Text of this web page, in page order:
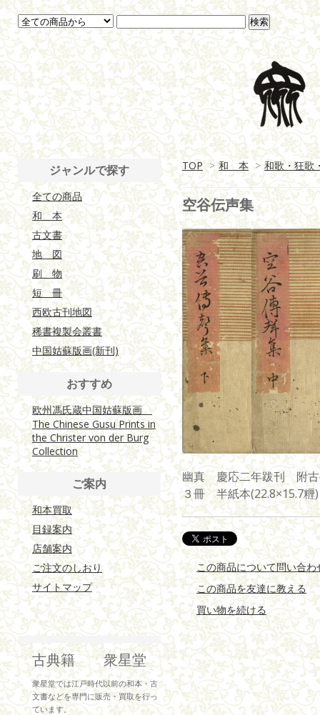
TOP > 和 本 > 和歌・狂歌
空谷伝声集
幽真 慶応二年跋刊 附古
３冊 半紙本(22.8×15.7
この商品について問い合わ
この商品を友達に教える
買い物を続ける
ジャンルで探す
全ての商品
和 本
古文書
地 図
刷 物
短 冊
西欧古刊地図
稀書複製会叢書
中国姑蘇版画(新刊)
おすすめ
欧州馮氏蔵中国姑蘇版画
The Chinese Gusu Prints in
the Christer von der Burg
Collection
ご案内
和本買取
目録案内
店舗案内
ご注文のしおり
サイトマップ
古典籍 衆星堂
衆星堂では江戸時代以前の和本・古
文書などを専門に販売・買取を行っ
ています。